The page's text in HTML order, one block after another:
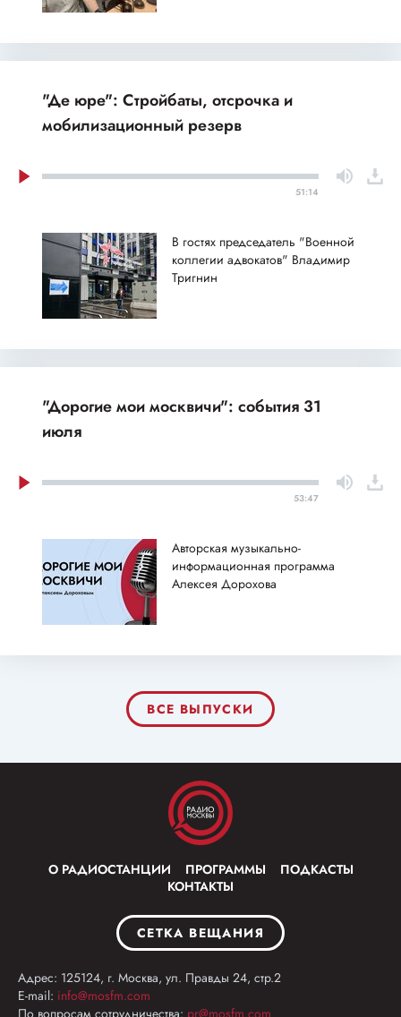
"Де юре": Стройбаты, отсрочка и
мобилизационный резерв
51:14
В гостях председатель "Военной
коллегии адвокатов" Владимир
Тригнин
"Дорогие мои москвичи": события 31
июля
53:47
Авторская музыкально-
информационная программа
Алексея Дорохова
ВСЕ ВЫПУСКИ
О РАДИОСТАНЦИИ ПРОГРАММЫ
ПОДКАСТЫ
КОНТАКТЫ
СЕТКА ВЕЩАНИЯ
Адрес: 125124, г. Москва, ул. Правды 24, стр.2
E-mail: info@mosfm.com